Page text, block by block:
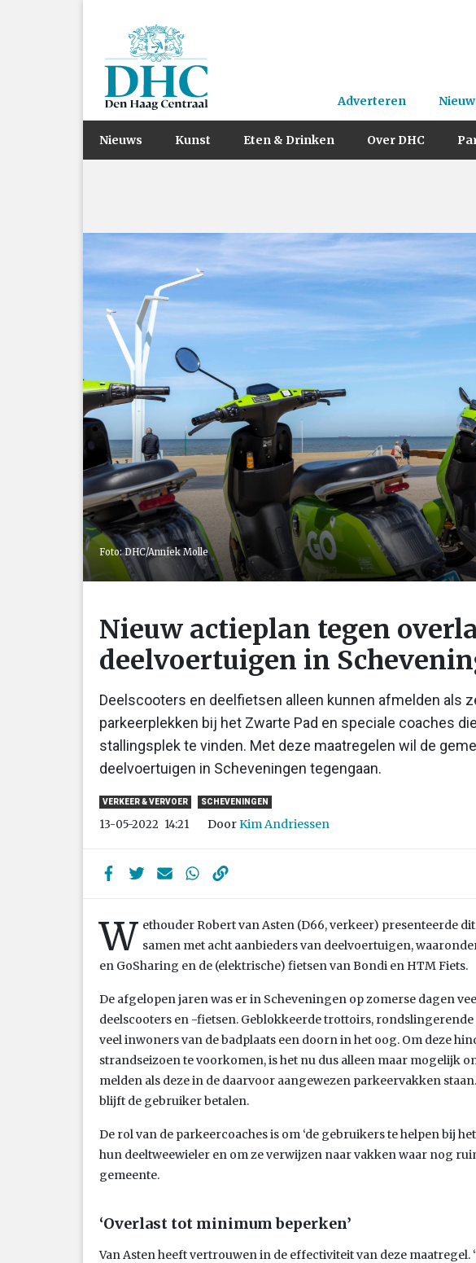
Adverteren
Nieuws Kunst Eten & Drinken Over DHC
Foto: DHC/Anniek Molle
Nieuw actieplan tegen
deelvoertuigen in
Deelscooters en deelfietsen alleen kunnen afmelden als
parkeerplekken bij het Zwarte Pad en speciale coaches
stallingsplek te vinden. Met deze maatregelen wil de
deelvoertuigen in Scheveningen tegengaan.
VERKEER & VERVOER SCHEVENINGEN
13-05-2022 14:21 DoorKim Andriessen
W ethouder Robert van Asten (D66, verkeer) presenteerde
samen met acht aanbieders van deelvoertuigen,
en GoSharing en de (elektrische) fietsen van Bondi en HTM Fiets.
De afgelopen jaren was er in Scheveningen op zomerse dagen
deelscooters en -fietsen. Geblokkeerde trottoirs,
veel inwoners van de badplaats een doorn in het oog. Om deze
strandseizoen te voorkomen, is het nu dus alleen maar mogelijk
melden als deze in de daarvoor aangewezen parkeervakken
blijft de gebruiker betalen.
De rol van de parkeercoaches is om ‘de gebruikers te helpen bij
hun deeltweewieler en om ze verwijzen naar vakken waar nog
gemeente.
‘Overlast tot minimum beperken’
Van Asten heeft vertrouwen in de effectiviteit van deze maatregel.